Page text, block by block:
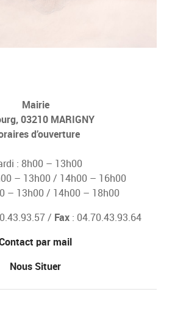
Mairie
03210 MARIGNY
d’ouverture
: 8h00 – 13h00
– 13h00 / 14h00 – 16h00
– 13h00 / 14h00 – 18h00
/ Fax : 04.70.43.93.64
par mail
Nous Situer